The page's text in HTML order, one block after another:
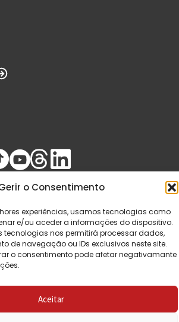
o Consentimento
experiências, usamos tecnologias como
e/ou aceder a informações do dispositivo.
tecnologias nos permitirá processar dados,
de navegação ou IDs exclusivos neste site.
o consentimento pode afetar negativamante
Aceitar
Saída de Emergência. Todos os
direitos reservados.